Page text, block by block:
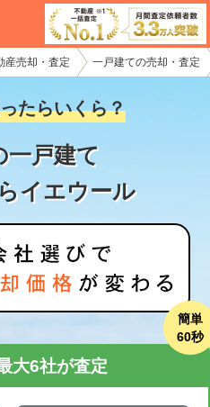
産売却・査定 一戸建ての売却・査定
たらいくら？
一戸建て
イエウール
簡単
60秒
大6社が査定
社様